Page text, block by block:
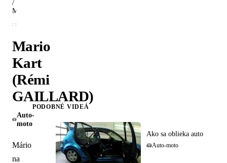
/
Mario
Kart
(Rémi
GAILLARD)
Auto-
moto
Mário
na
PODOBNÉ VIDEÁ
Ako sa oblieka auto
Auto-moto